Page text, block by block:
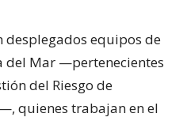
desplegados equipos de
del Mar —pertenecientes
del Riesgo de
quienes trabajan en el